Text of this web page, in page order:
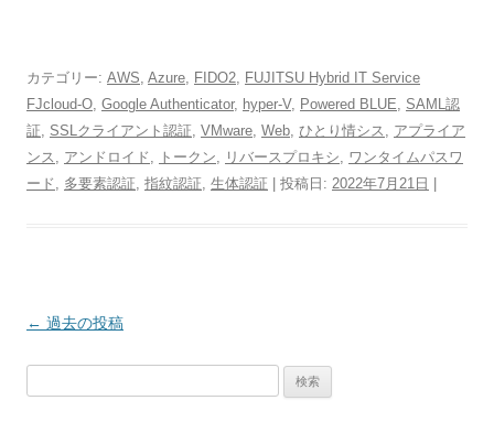
カテゴリー: AWS Azure FIDO2 FUJITSU Hybrid IT Service
FJcloud-O Google Authenticator, hyper-V, Powered BLUE
SAML認
証 SSLクライアント認証 VMware Web ひとり情シス
アプライア
ンス
アンドロイド トークン リバースプロキシ
ワンタイムパスワ
ード
多要素認証 指紋認証 生体認証 | 投稿日: 2022年7月21日 |
投
← 過去の投稿
索: